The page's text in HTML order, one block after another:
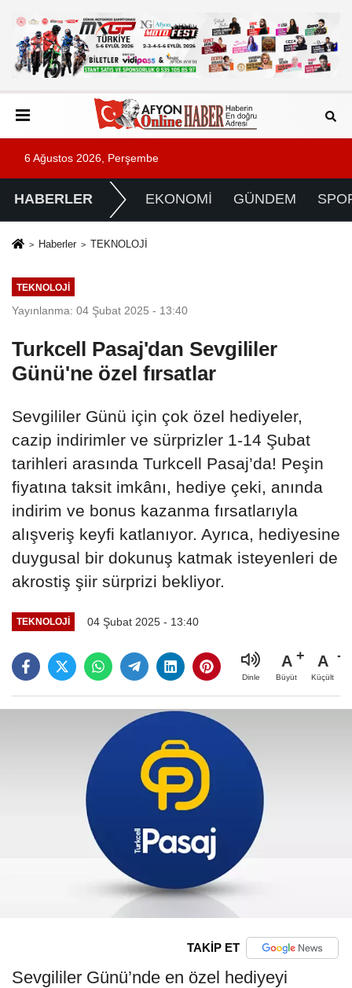
6 Ağustos 2026, Perşembe
HABERLER EKONOMİ GÜNDEM
Haberler TEKNOLOJİ
TEKNOLOJİ
Yayınlanma: 04 Şubat 2025 - 13:40
Turkcell Pasaj'dan Sevgililer
Günü'ne özel fırsatlar
Sevgililer Günü için çok özel hediyeler,
cazip indirimler ve sürprizler 1-14 Şubat
tarihleri arasında Turkcell Pasaj’da! Peşin
fiyatına taksit imkânı, hediye çeki, anında
indirim ve bonus kazanma fırsatlarıyla
alışveriş keyfi katlanıyor. Ayrıca, hediyesine
duygusal bir dokunuş katmak isteyenleri de
akrostiş şiir sürprizi bekliyor.
TEKNOLOJİ 04 Şubat 2025 - 13:40
Dinle
A
Büyüt
A
Küçült
TAKİP ET
Sevgililer Günü’nde en özel hediyeyi